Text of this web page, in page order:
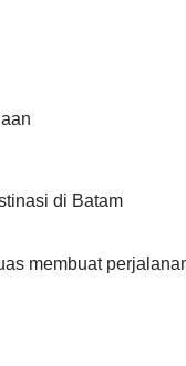
di Batam
membuat